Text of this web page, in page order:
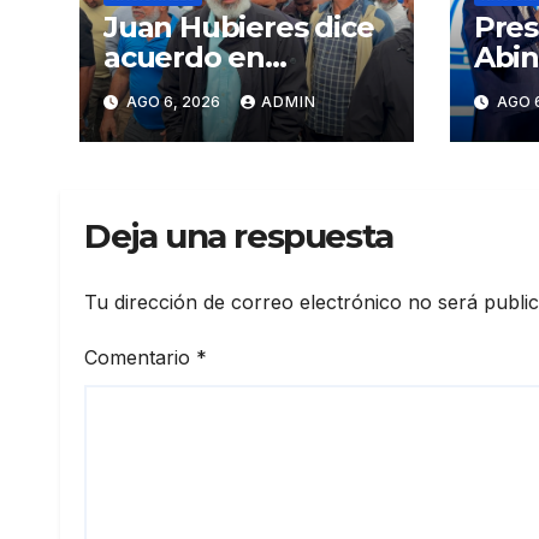
Juan Hubieres dice
acuerdo en
corredor Mella evita
conflictos
innecesarios
AGO 6, 2026 ADMIN
enAGO
Deja una respuesta
Tu dirección de correo electrónico no será
Comentario *